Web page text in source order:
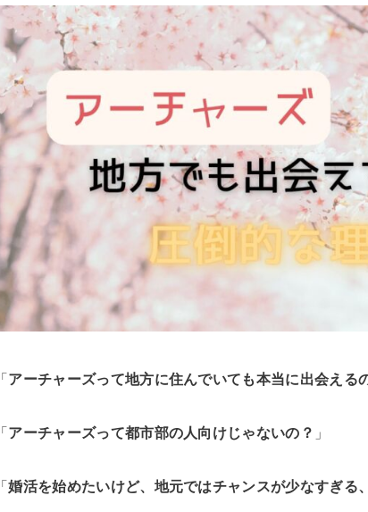
「 アーチャーズって地方に住んでいても本当に出会える
「 アーチャーズって都市部の人向けじゃないの？ 」
「婚活を始めたいけど、地元ではチャンスが少なすぎる